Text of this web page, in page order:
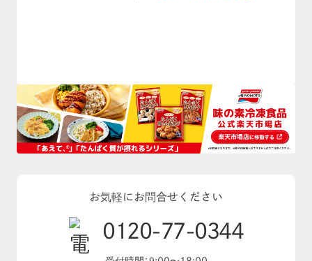
お気軽にお問合せください
0120-77-0344